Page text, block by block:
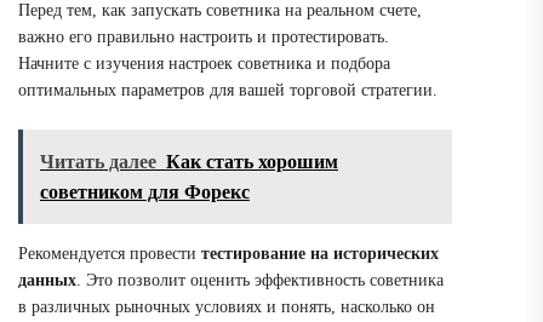
Перед тем, как запускать советника на реальном счете,
важно его правильно настроить и протестировать.
Начните с изучения настроек советника и подбора
оптимальных параметров для вашей торговой стратегии.
Читать далее Как стать хорошим
советником для Форекс
Рекомендуется провести тестирование на исторических
данных. Это позволит оценить эффективность советника
в различных рыночных условиях и понять, насколько он